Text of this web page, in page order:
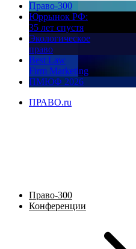
Право-300
Юррынок РФ:
35 лет спустя
Экологическое
право
Best Law
Firm Marketing
ПМЮФ 2026
ПРАВО.ru
Право-300
Конференции